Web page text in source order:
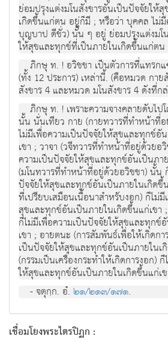
ย่อมปรุงแต่งมโนสังขารอันเป็นปัจจัยให้
เกิดขึ้นแก่ตน อยู่ก็มี ; หรือว่า บุคคล ไม่มี
บุญบาป ดีชั่ว) นั้น ๆ อยู่ ย่อมปรุงแต่งมโ
ให้สุขและทุกข์ที่เป็นภายในเกิดขึ้นแก่ต
ภิกษุ ท. ! อวิชชา เป็นตัวการที่แทรก
(ทั้ง 12 ประการ) เหล่านี้. (คือหมวด กา
สังขาร 4 และหมวด มโนสังขาร 4 ดังที่ก
ภิกษุ ท. ! เพราะความจางคลายดับไป
นั้น นั่นเทียว กาย (กายทวารที่ทำหน้าที่
ไม่มีเพื่อความเป็นปัจจัยให้สุขและทุกข์อั
เขา ; วาจา (วจีทวารที่ทำหน้าที่อยู่ด้วยอ
ความเป็นปัจจัยให้สุขและทุกข์อันเป็นภา
(มโนทวารที่ทำหน้าที่อยู่ด้วยอวิชชา) นั้น
ปัจจัยให้สุขและทุกข์อันเป็นภายในเกิดขึ้
ที่เปรียบเสมือนเนื้อนาสำหรับงอก) ก็ไม่
สุขและทุกข์อันเป็นภายในเกิดขึ้นแก่เขา
ก็ไม่มีเพื่อความเป็นปัจจัยให้สุขและทุกข์
เขา ; อายตนะ (การสัมพันธ์เพื่อให้เกิดก
เป็นปัจจัยให้สุขและทุกข์อันเป็นภายในเ
(กรรมเป็นเครื่องกระทำให้เกิดการงอก)
ให้สุขและทุกข์อันเป็นภายในเกิดขึ้นแก่เ
- จตุกฺก. อํ.๒๑/๒๑๓/๑๗๑.
เชื่อมโยงพระไตรปิฏก :